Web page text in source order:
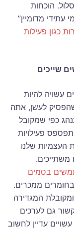
הוכחות
עתידי מדומיין”
כגון פעילות
שייכים
עשויה להיות
לעשן, אתה
כפי שמקובל
פעילויות
שלנו
משתייכים.
בסמים
בחומרים ממכרים.
המגדירה
גם לערכים
עשויים עדיין לחשוב